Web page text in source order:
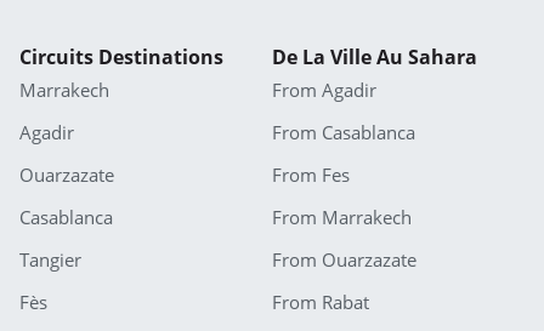
Circuits Destinations
Marrakech
Agadir
Ouarzazate
Casablanca
Tangier
Fès
De La Ville Au Sahara
From Agadir
From Casablanca
From Fes
From Marrakech
From Ouarzazate
From Rabat